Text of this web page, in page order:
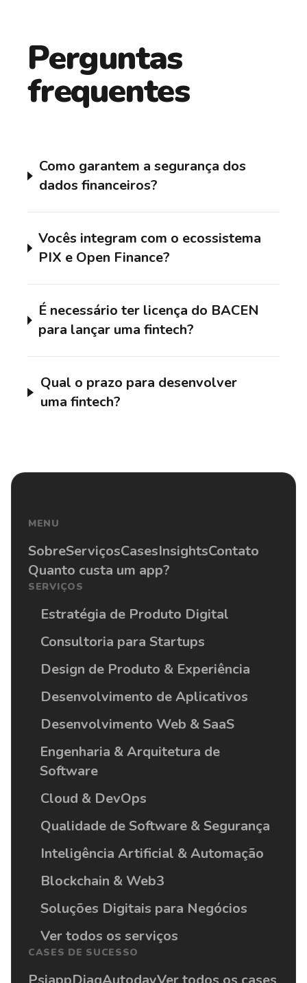
Perguntas
frequentes
Como garantem a segurança dos
dados financeiros?
Vocês integram com o ecossistema
PIX e Open Finance?
É necessário ter licença do BACEN
para lançar uma fintech?
Qual o prazo para desenvolver
uma fintech?
MENU
SobreServiçosCasesInsightsContato
Quanto custa um app?
SERVIÇOS
Estratégia de Produto Digital
Consultoria para Startups
Design de Produto & Experiência
Desenvolvimento de Aplicativos
Desenvolvimento Web & SaaS
Engenharia & Arquitetura de
Software
Cloud & DevOps
Qualidade de Software & Segurança
Inteligência Artificial & Automação
Blockchain & Web3
Soluções Digitais para Negócios
Ver todos os serviços
CASES DE SUCESSO